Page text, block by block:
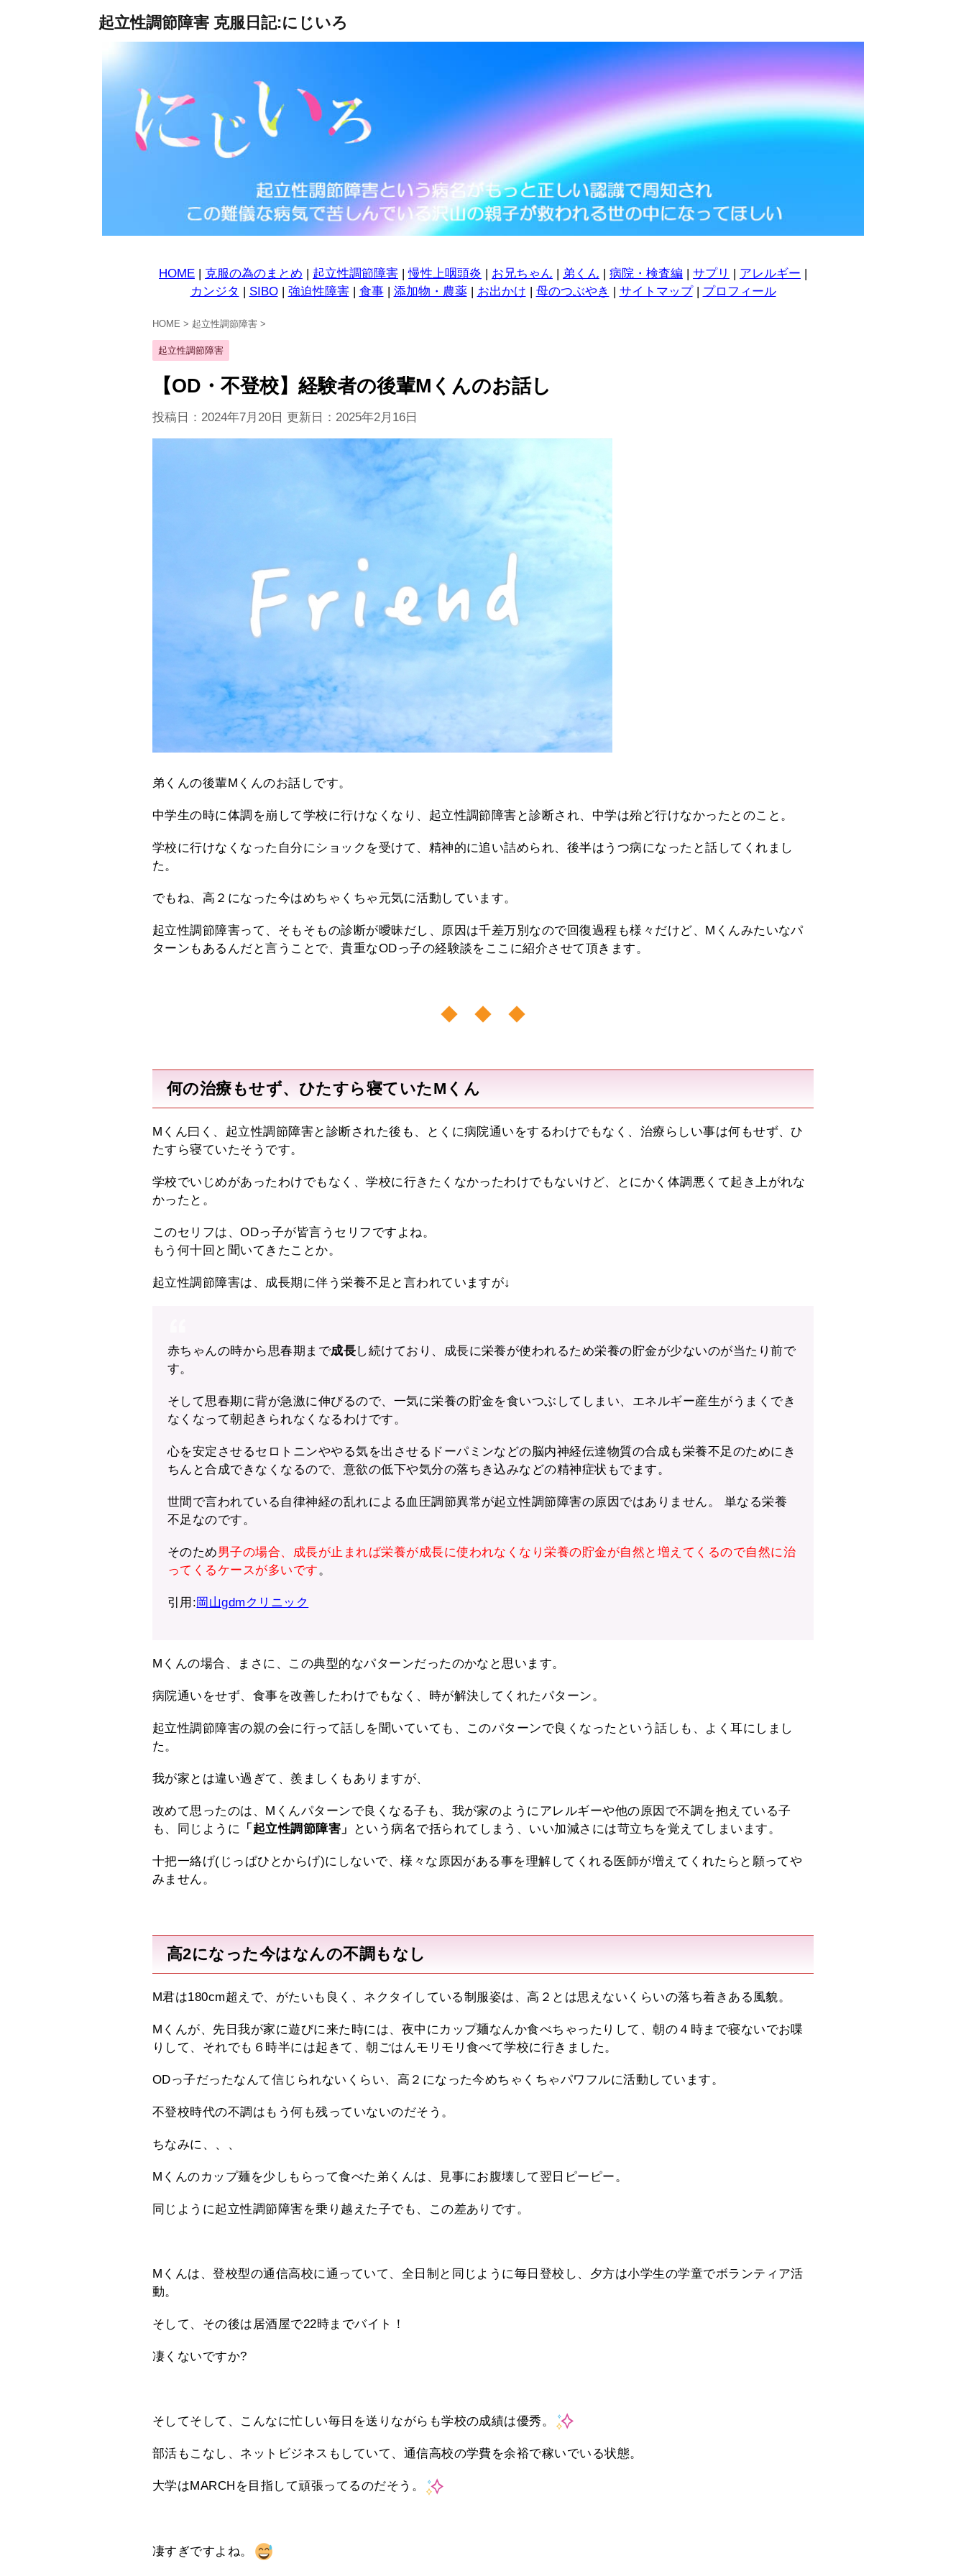
起立性調節障害 克服日記:にじいろ
HOME 克服の為のまとめ 起立性調節障害 |慢性上咽頭炎 お兄ちゃん 弟くん 病院・検査編 サプリ アレルギー
カンジタ
SIBO| 強迫性障害 食事| 添加物・農薬| お出かけ 母のつぶやき サイトマップ| プロフィール
HOME > 起立性調節障害 >
起立性調節障害
【OD・不登校】経験者の後輩Mくんのお話し
投稿日：2024年7月20日 更新日： 2025年2月16日
弟くんの後輩Mくんのお話しです。
中学生の時に体調を崩して学校に行けなくなり、起立性調節障害と診断され、中学は殆ど行けなかったとのこと。
学校に行けなくなった自分にショックを受けて、精神的に追い詰められ、後半はうつ病になったと話してくれまし
た。
でもね、高２になった今はめちゃくちゃ元気に活動しています。
起立性調節障害って、そもそもの診断が曖昧だし、原因は千差万別なので回復過程も様々だけど、Mくんみたいなパ
ターンもあるんだと言うことで、貴重なODっ子の経験談をここに紹介させて頂きます。
何の治療もせず、ひたすら寝ていたMくん
Mくん曰く、起立性調節障害と診断された後も、とくに病院通いをするわけでもなく、治療らしい事は何もせず、ひ
たすら寝ていたそうです。
学校でいじめがあったわけでもなく、学校に行きたくなかったわけでもないけど、とにかく体調悪くて起き上がれな
かったと。
このセリフは、ODっ子が皆言うセリフですよね。
もう何十回と聞いてきたことか。
起立性調節障害は、成長期に伴う栄養不足と言われていますが↓
赤ちゃんの時から思春期まで成長し続けており、成長に栄養が使われるため栄養の貯金が少ないのが当たり前で
す。
そして思春期に背が急激に伸びるので、一気に栄養の貯金を食いつぶしてしまい、エネルギー産生がうまくでき
なくなって朝起きられなくなるわけです。
心を安定させるセロトニンややる気を出させるドーパミンなどの脳内神経伝達物質の合成も栄養不足のためにき
ちんと合成できなくなるので、意欲の低下や気分の落ちき込みなどの精神症状もでます。
世間で言われている自律神経の乱れによる血圧調節異常が起立性調節障害の原因ではありません。 単なる栄養
不足なのです。
そのため男子の場合、成長が止まれば栄養が成長に使われなくなり栄養の貯金が自然と増えてくるので自然に治
ってくるケースが多いです。
引用:岡山gdmクリニック
Mくんの場合、まさに、この典型的なパターンだったのかなと思います。
病院通いをせず、食事を改善したわけでもなく、時が解決してくれたパターン。
起立性調節障害の親の会に行って話しを聞いていても、このパターンで良くなったという話しも、よく耳にしまし
た。
我が家とは違い過ぎて、羨ましくもありますが、
改めて思ったのは、Mくんパターンで良くなる子も、我が家のようにアレルギーや他の原因で不調を抱えている子
も、同じように 「 起立性調節障害」 という病名で括られてしまう、いい加減さには苛立ちを覚えてしまいます。
十把一絡げ(じっぱひとからげ)にしないで、様々な原因がある事を理解してくれる医師が増えてくれたらと願ってや
みません。
高2になった今はなんの不調もなし
M君は180cm超えで、がたいも良く、ネクタイしている制服姿は、高２とは思えないくらいの落ち着きある風貌。
Mくんが、先日我が家に遊びに来た時には、夜中にカップ麺なんか食べちゃったりして、朝の４時まで寝ないでお喋
りして、それでも６時半には起きて、朝ごはんモリモリ食べて学校に行きました。
ODっ子だったなんて信じられないくらい、高２になった今めちゃくちゃパワフルに活動しています。
不登校時代の不調はもう何も残っていないのだそう。
ちなみに、、、
Mくんのカップ麺を少しもらって食べた弟くんは、見事にお腹壊して翌日ピーピー。
同じように起立性調節障害を乗り越えた子でも、この差ありです。
Mくんは、登校型の通信高校に通っていて、全日制と同じように毎日登校し、夕方は小学生の学童でボランティア活
動。
そして、その後は居酒屋で22時までバイト！
凄くないですか?
そしてそして、こんなに忙しい毎日を送りながらも学校の成績は優秀。
部活もこなし、ネットビジネスもしていて、通信高校の学費を余裕で稼いでいる状態。
大学はMARCHを目指して頑張ってるのだそう。
凄すぎですよね。